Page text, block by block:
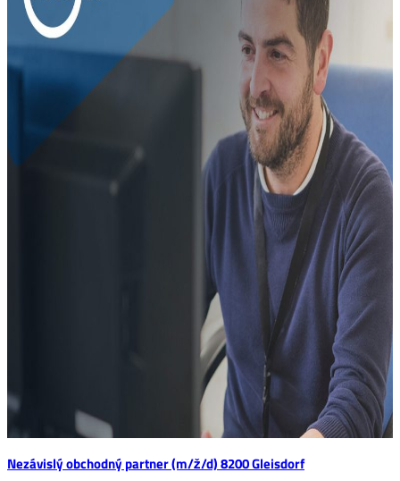
Nezávislý obchodný partner (m/ž/d) 8200 Gleisdorf